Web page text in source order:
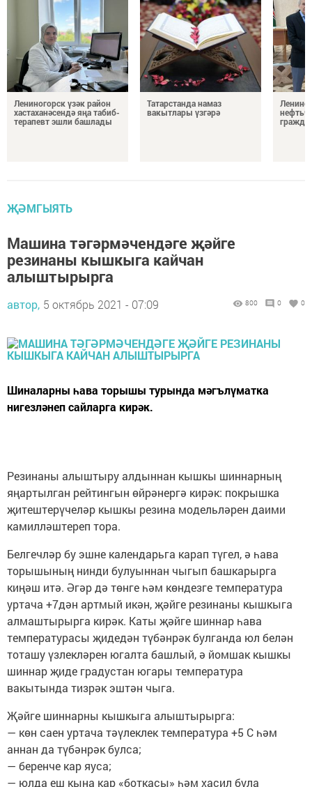
Лениногорск үзәк район
хастаханәсендә яңа табиб-
терапевт эшли башлады
Татарстанда намаз
вакытлары үзгәрә
ҖӘМГЫЯТЬ
Машина тәгәрмәчендәге җәйге
резинаны кышкыга кайчан
алыштырырга
автор, 5 октябрь 2021 - 07:09 800 0 0
Шиналарны һава торышы турында мәгълүматка
нигезләнеп сайларга кирәк.
Резинаны алыштыру алдыннан кышкы шиннарның
яңартылган рейтингын өйрәнергә кирәк: покрышка
җитештерүчеләр кышкы резина модельләрен даими
камилләштереп тора.
Белгечләр бу эшне календарьга карап түгел, ә һава
торышының нинди булуыннан чыгып башкарырга
киңәш итә. Әгәр дә төнге һәм көндезге температура
уртача +7дән артмый икән, җәйге резинаны кышкыга
алмаштырырга кирәк. Каты җәйге шиннар һава
температурасы җидедән түбәнрәк булганда юл белән
тоташу үзлекләрен югалта башлый, ә йомшак кышкы
шиннар җиде градустан югары температура
вакытында тизрәк эштән чыга.
Җәйге шиннарны кышкыга алыштырырга:
— көн саен уртача тәүлеклек температура +5 С һәм
аннан да түбәнрәк булса;
— беренче кар яуса;
— юлда еш кына кар «боткасы» һәм хасил була